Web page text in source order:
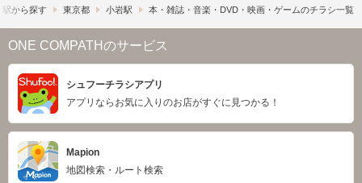
駅から探す 東京都 小岩駅 本・雑誌・音楽・DVD・映画・ゲームのチラシ一覧
ONE COMPATHのサービス
シュフーチラシアプリ
アプリならお気に入りのお店がすぐに見つかる！
Mapion
地図検索・ルート検索